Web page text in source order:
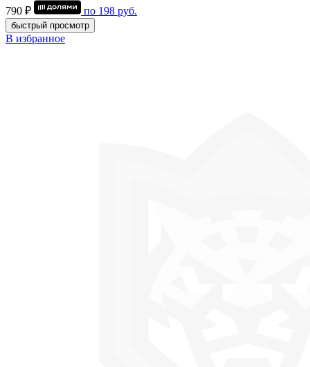
790 ₽
по 198 руб.
быстрый просмотр
В избранное